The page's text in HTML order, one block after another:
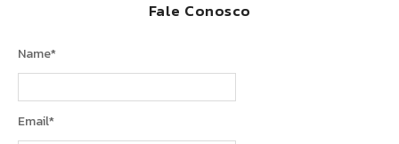
Fale Conosco
Name*
Email*